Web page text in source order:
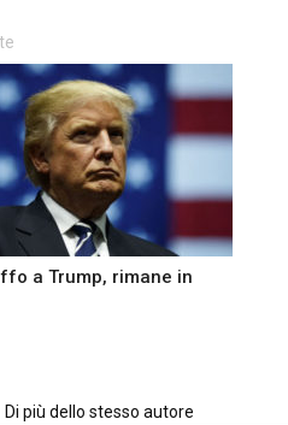
a Trump, rimane in
Di più dello stesso autore